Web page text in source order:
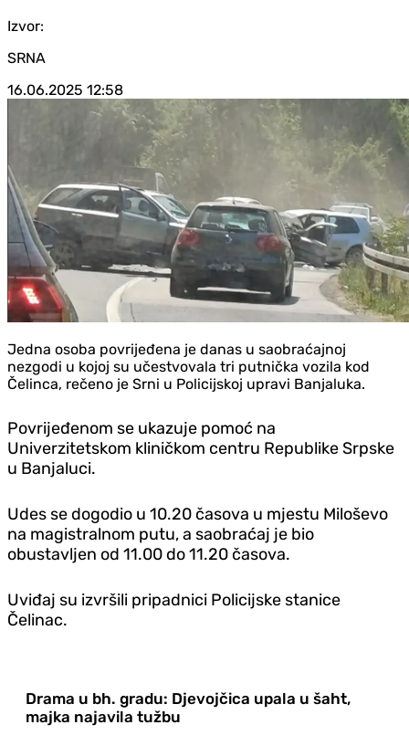
Izvor:
SRNA
16.06.2025 12:58
Jedna osoba povrijeđena je danas u saobraćajnoj
nezgodi u kojoj su učestvovala tri putnička vozila kod
Čelinca, rečeno je Srni u Policijskoj upravi Banjaluka.
Povrijeđenom se ukazuje pomoć na
Univerzitetskom kliničkom centru Republike Srpske
u Banjaluci.
Udes se dogodio u 10.20 časova u mjestu Miloševo
na magistralnom putu, a saobraćaj je bio
obustavljen od 11.00 do 11.20 časova.
Uviđaj su izvršili pripadnici Policijske stanice
Čelinac.
Drama u bh. gradu: Djevojčica upala u šaht,
majka najavila tužbu